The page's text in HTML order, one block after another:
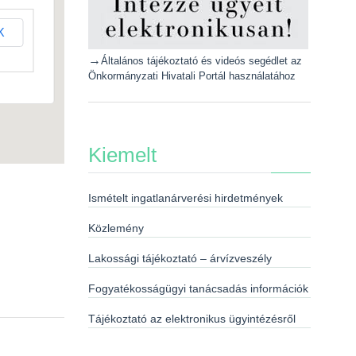
→ Általános tájékoztató és videós segédlet az
Önkormányzati Hivatali Portál használatához
Kiemelt
Ismételt ingatlanárverési hirdetmények
Közlemény
Lakossági tájékoztató – árvízveszély
Fogyatékosságügyi tanácsadás információk
Tájékoztató az elektronikus ügyintézésről